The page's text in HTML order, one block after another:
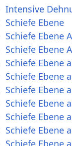
Intensive
Schiefe Ebene
Schiefe Ebene
Schiefe Ebene
Schiefe Ebene
Schiefe Ebene
Schiefe Ebene
Schiefe Ebene
Schiefe Ebene
Schiefe Ebene
Schiefe Ebene